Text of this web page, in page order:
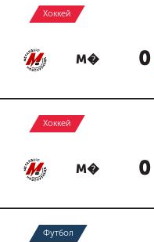
Хоккей
М� 0
Хоккей
М� 0
Футбол